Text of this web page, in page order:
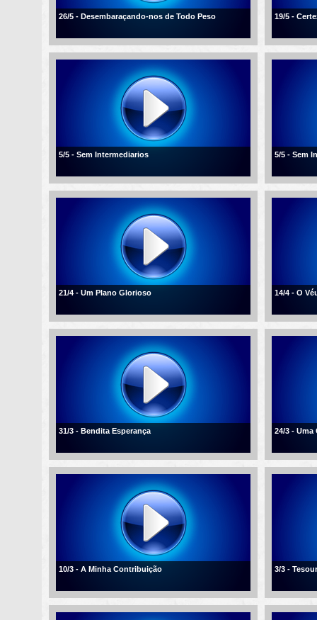
26/5 - Desembaraçando-nos de Todo Peso 19/5 -
5/5 - Sem Intermediarios 5/5 - Sem
21/4 - Um Plano Glorioso 14/4 - O
31/3 - Bendita Esperança 24/3 -
10/3 - A Minha Contribuição 3/3 -